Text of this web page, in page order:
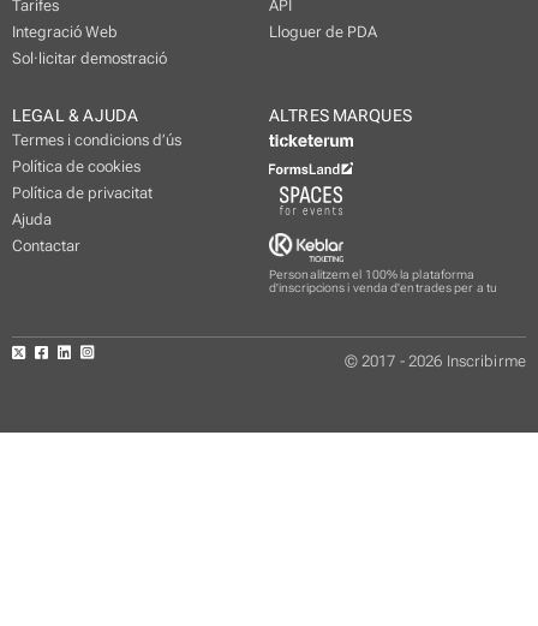
Tarifes
Integració Web
Sol·licitar demostració
API
Lloguer de PDA
LEGAL & AJUDA
Termes i condicions d’ús
Política de cookies
Política de privacitat
Ajuda
Contactar
ALTRES MARQUES
Personalitzem el 100% la plataforma
d'inscripcions i venda d'entrades per a tu
© 2017 - 2026 Inscribirme